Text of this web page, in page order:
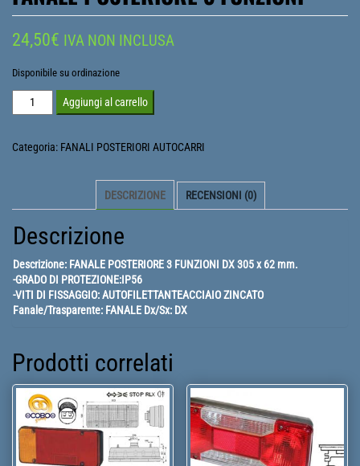
24,50€ IVA NON INCLUSA
Disponibile su ordinazione
FANALE
POSTERIORE
Aggiungi al carrello
Categoria: FANALI POSTERIORI AUTOCARRI
DESCRIZIONE RECENSIONI (0)
Descrizione
Descrizione: FANALE POSTERIORE 3 FUNZIONI DX 305 x 62 mm.
-GRADO DI PROTEZIONE:IP56
-VITI DI FISSAGGIO: AUTOFILETTANTEACCIAIO ZINCATO
Fanale/Trasparente: FANALE Dx/Sx: DX
Prodotti correlati